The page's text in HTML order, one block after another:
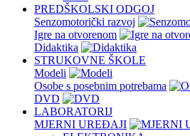
PREDŠKOLSKI ODGOJ
Senzomotorički razvoj
Igre na otvorenom
Didaktika
STRUKOVNE ŠKOLE
Modeli
Osobe s posebnim potrebama
DVD
LABORATORIJ
MJERNI UREĐAJI